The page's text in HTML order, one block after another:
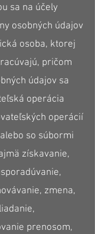
sa na účely
osobných údajov
osoba, ktorej
pričom
údajov sa
operácia
operácií
so súbormi
získavanie,
zmena,
prenosom,